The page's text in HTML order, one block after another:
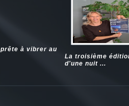
à vibrer au
La troisième
d'une nuit ...